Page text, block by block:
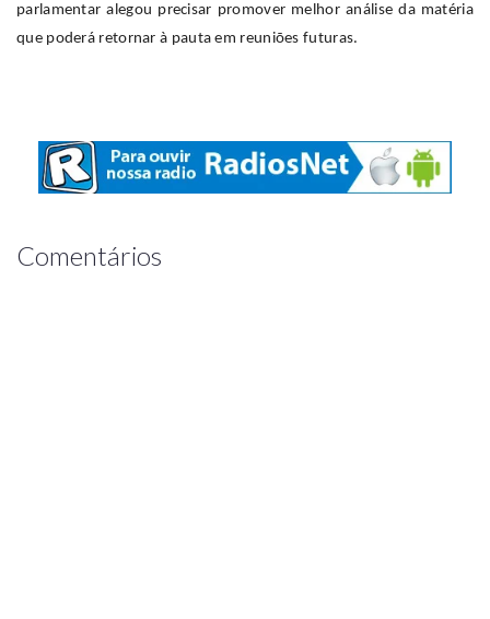
parlamentar alegou precisar promover melhor análise da matéria
que poderá retornar à pauta em reuniões futuras.
Comentários